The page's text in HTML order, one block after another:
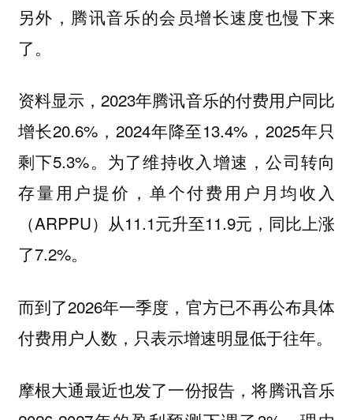
另外，腾讯音乐的会员增长速度也慢下来
了。
资料显示，2023年腾讯音乐的付费用户同比
增长20.6%，2024年降至13.4%，2025年只
剩下5.3%。为了维持收入增速，公司转向
存量用户提价，单个付费用户月均收入
（ARPPU）从11.1元升至11.9元，同比上涨
了7.2%。
而到了2026年一季度，官方已不再公布具体
付费用户人数，只表示增速明显低于往年。
摩根大通最近也发了一份报告，将腾讯音乐